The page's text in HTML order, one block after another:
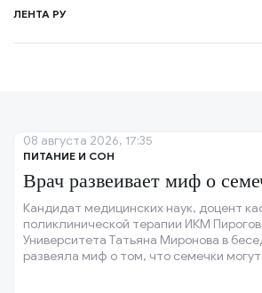
ЛЕНТА РУ
ПИТАНИЕ И СОН
Врач развеивает миф о
Кандидат медицинских наук, доцент
поликлинической терапии ИКМ
Университета Татьяна Миронова в
развеяла миф о том, что семечки
08 августа 2026, 17:35